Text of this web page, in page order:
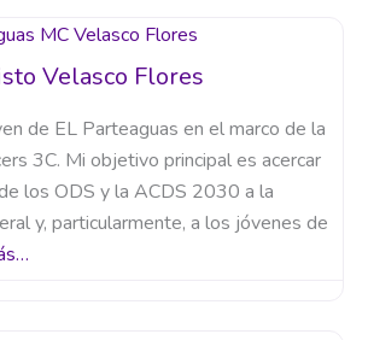
Velasco Flores
de EL Parteaguas en el marco de la
3C. Mi objetivo principal es acercar
los ODS y la ACDS 2030 a la
y, particularmente, a los jóvenes de